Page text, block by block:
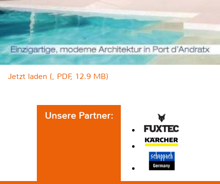
Jetzt laden (, PDF, 12.9 MB)
Unsere Partner: